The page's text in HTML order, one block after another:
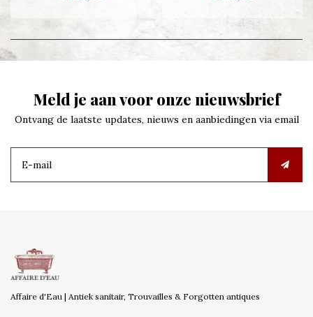
Meld je aan voor onze nieuwsbrief
Ontvang de laatste updates, nieuws en aanbiedingen via email
Affaire d'Eau | Antiek sanitair, Trouvailles & Forgotten antiques